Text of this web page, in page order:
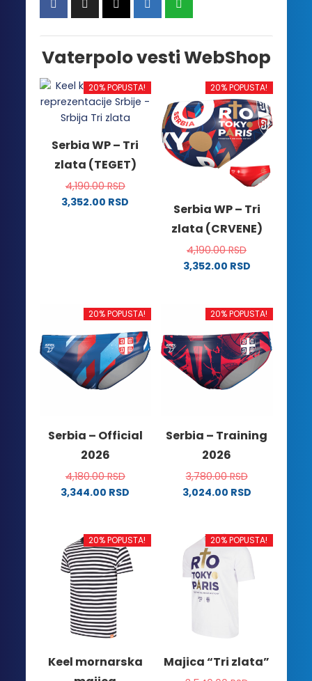
Vaterpolo vesti WebShop
20% POPUSTA!
Serbia WP – Tri
zlata (TEGET)
4,190.00RSD
3,352.00 RSD
mogu
izabrane
na
stranici
proizvoda.
20% POPUSTA!
Serbia WP – Tri
zlata (CRVENE)
4,190.00RSD
3,352.00 RSD
ima
varijanti.
Opcije
mogu
biti
stranici
proizvoda.
20% POPUSTA!
Serbia – Official
2026
4,180.00RSD
3,344.00 RSD
ima
više
varijanti.
Opcije
mogu
biti
izabrane
stranici
20% POPUSTA!
Serbia – Training
2026
3,780.00RSD
3,024.00 RSD
ima
više
varijanti.
Opcije
izabrane
stranici
20% POPUSTA!
Keel mornarska
20% POPUSTA!
Majica “Tri zlata”